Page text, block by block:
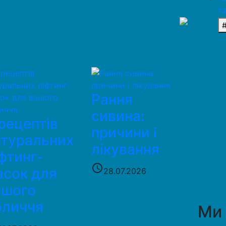
для
Рання
сивина:
причини і
лікування
access_time28.07.2026
Ми